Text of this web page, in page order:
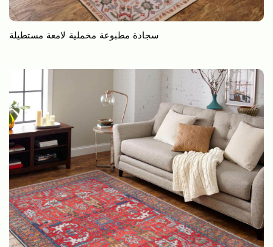
‎سجادة مطبوعة مخملية لامعة مستطيلة